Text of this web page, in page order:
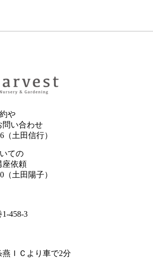
や
問い合わせ
（土田信行）
ての
座依頼
（土田陽子）
458-3
ＩＣより車で2分